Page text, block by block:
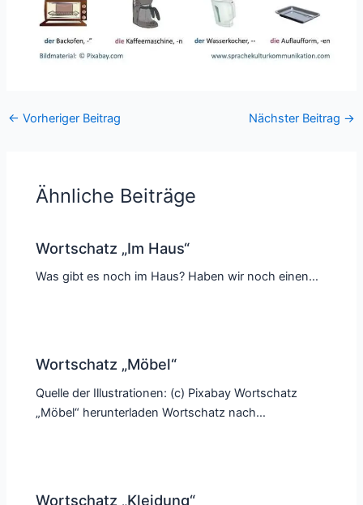
← Vorheriger Beitrag Nächster Beitrag →
Ähnliche Beiträge
Wortschatz „Im Haus“
Was gibt es noch im Haus? Haben wir noch einen…
Wortschatz „Möbel“
Quelle der Illustrationen: (c) Pixabay Wortschatz
„Möbel“ herunterladen Wortschatz nach…
Wortschatz „Kleidung“